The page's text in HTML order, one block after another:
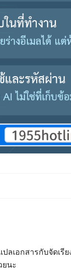
ลเอกสารกับจัดเรี
นะ